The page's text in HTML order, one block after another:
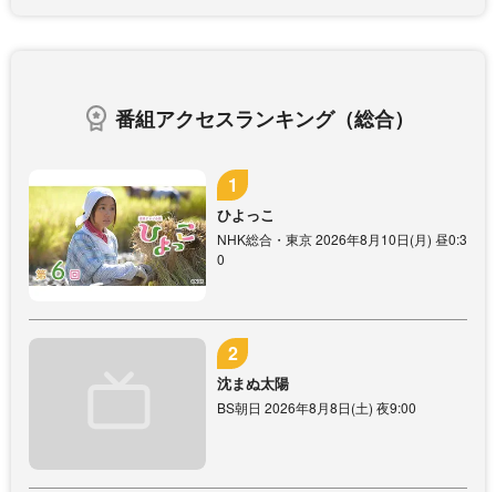
番組アクセスランキング（総合）
ひよっこ
NHK総合・東京 2026年8月10日(月) 昼0:3
0
沈まぬ太陽
BS朝日 2026年8月8日(土) 夜9:00